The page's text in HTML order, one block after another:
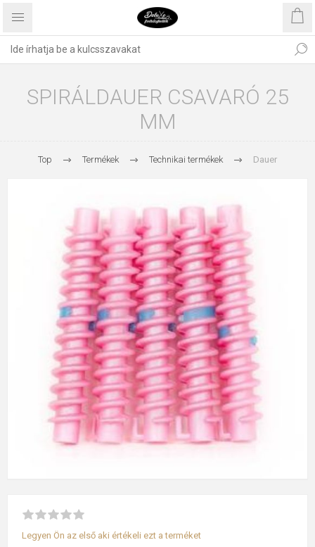
SPIRÁLDAUER CSAVARÓ 25
MM
Top Termékek Technikai termékek Dauer
Legyen Ön az első aki értékeli ezt a terméket